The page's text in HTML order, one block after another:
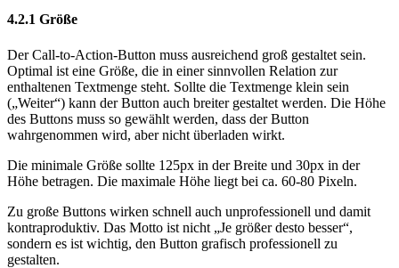
4.2.1 Größe
Der Call-to-Action-Button muss ausreichend groß gestaltet sein.
Optimal ist eine Größe, die in einer sinnvollen Relation zur
enthaltenen Textmenge steht. Sollte die Textmenge klein sein
(„Weiter“) kann der Button auch breiter gestaltet werden. Die Höhe
des Buttons muss so gewählt werden, dass der Button
wahrgenommen wird, aber nicht überladen wirkt.
Die minimale Größe sollte 125px in der Breite und 30px in der
Höhe betragen. Die maximale Höhe liegt bei ca. 60-80 Pixeln.
Zu große Buttons wirken schnell auch unprofessionell und damit
kontraproduktiv. Das Motto ist nicht „Je größer desto besser“,
sondern es ist wichtig, den Button grafisch professionell zu
gestalten.